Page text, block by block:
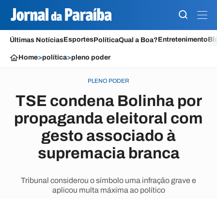
Últimas NotíciasEsportesPolíticaQual a Boa?Entretenimento
Home>política>pleno poder
PLENO PODER
TSE condena Bolinha por
propaganda eleitoral com
gesto associado à
supremacia branca
Tribunal considerou o símbolo uma infração grave e
aplicou multa máxima ao político